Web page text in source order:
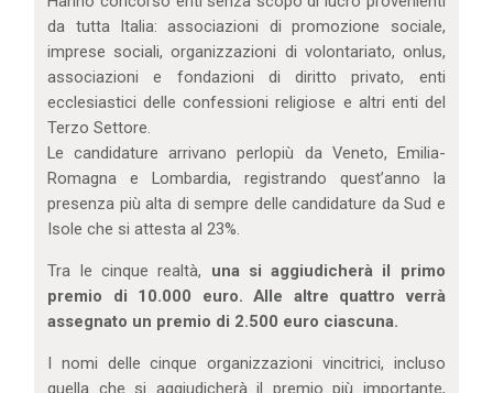
da tutta Italia: associazioni di promozione sociale,
imprese sociali, organizzazioni di volontariato, onlus,
associazioni e fondazioni di diritto privato, enti
ecclesiastici delle confessioni religiose e altri enti del
Terzo Settore.
Le candidature arrivano perlopiù da Veneto, Emilia-
Romagna e Lombardia, registrando quest’anno la
presenza più alta di sempre delle candidature da Sud e
Isole che si attesta al 23%.
Tra le cinque realtà, una si aggiudicherà il primo
premio di 10.000 euro. Alle altre quattro verrà
assegnato un premio di 2.500 euro ciascuna.
I nomi delle cinque organizzazioni vincitrici, incluso
quella che si aggiudicherà il premio più importante,